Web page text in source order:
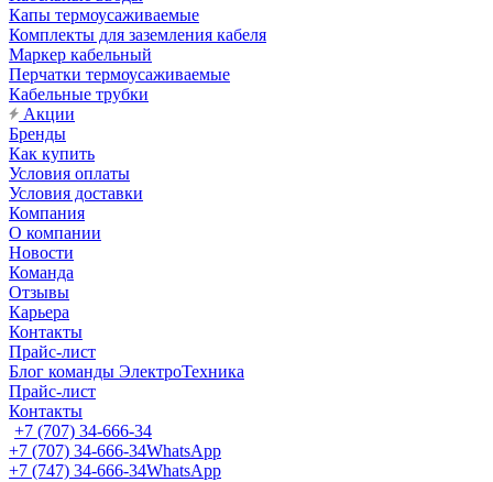
Капы термоусаживаемые
Комплекты для заземления кабеля
Маркер кабельный
Перчатки термоусаживаемые
Кабельные трубки
Акции
Бренды
Как купить
Условия оплаты
Условия доставки
Компания
О компании
Новости
Команда
Отзывы
Карьера
Контакты
Прайс-лист
Блог команды ЭлектроТехника
Прайс-лист
Контакты
+7 (707) 34-666-34
+7 (707) 34-666-34WhatsApp
+7 (747) 34-666-34WhatsApp